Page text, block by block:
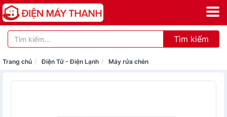
Tìm kiếm
Trang chủ Điện Tử - Điện Lạnh Máy rửa chén